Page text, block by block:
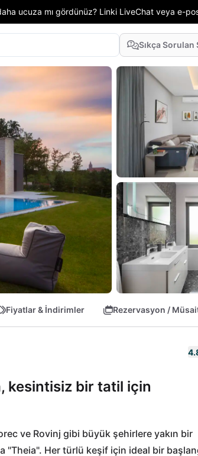
ucuza mı gördünüz? Linki LiveChat veya e-
Sıkça Sorulan
Fiyatlar & İndirimler Rezervasyon /
kesintisiz bir tatil için
ve Rovinj gibi büyük şehirlere yakın bir
"Theia". Her türlü keşif için ideal bir